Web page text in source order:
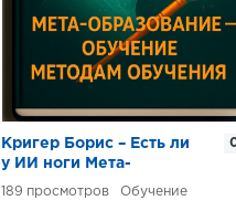
Кригер Борис – Есть ли
у ИИ ноги Мета-
образование – обучение
189 Обучение